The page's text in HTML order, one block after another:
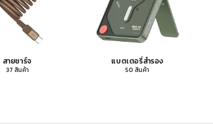
สายชาร์จ
37 สินค้า
แบตเตอรี่สำรอง
50 สินค้า